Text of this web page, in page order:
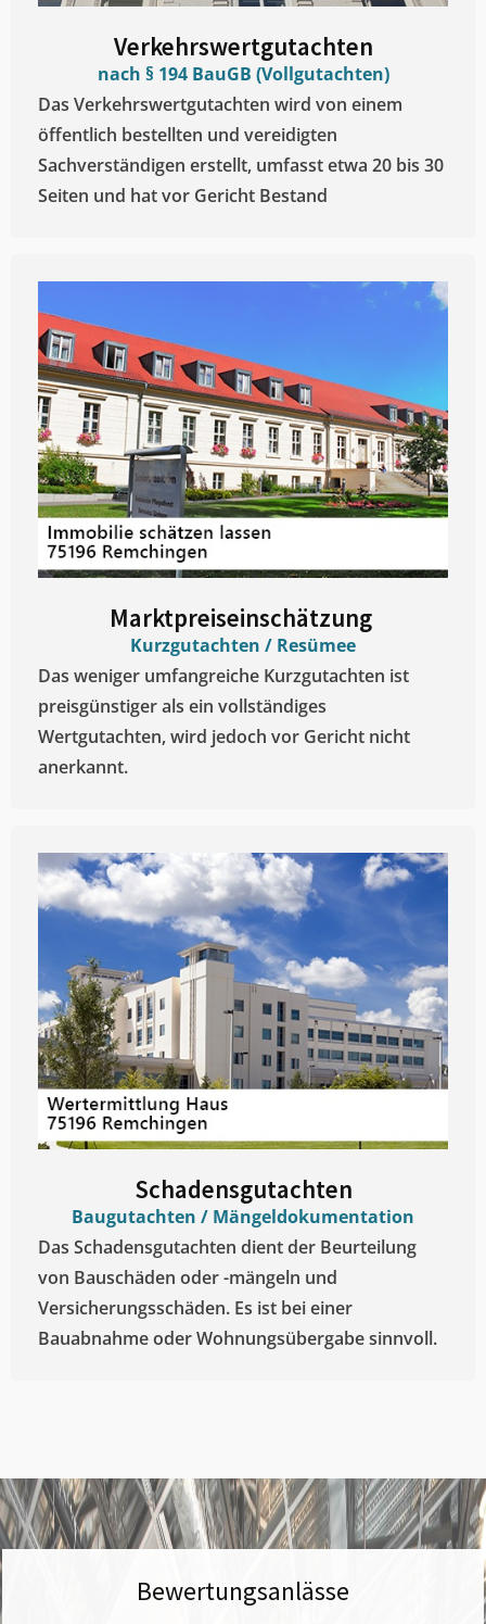
Verkehrswertgutachten
nach § 194 BauGB (Vollgutachten)
Das Verkehrswertgutachten wird von einem
öffentlich bestellten und vereidigten
Sachverständigen erstellt, umfasst etwa 20 bis 30
Seiten und hat vor Gericht Bestand
Marktpreiseinschätzung ​
Kurzgutachten / Resümee
Das weniger umfangreiche Kurzgutachten ist
preisgünstiger als ein vollständiges
Wertgutachten, wird jedoch vor Gericht nicht
anerkannt.
Schadensgutachten
Baugutachten / Mängeldokumentation
Das Schadensgutachten dient der Beurteilung
von Bauschäden oder -mängeln und
Versicherungsschäden. Es ist bei einer
Bauabnahme oder Wohnungsübergabe sinnvoll.
Bewertungsanlässe